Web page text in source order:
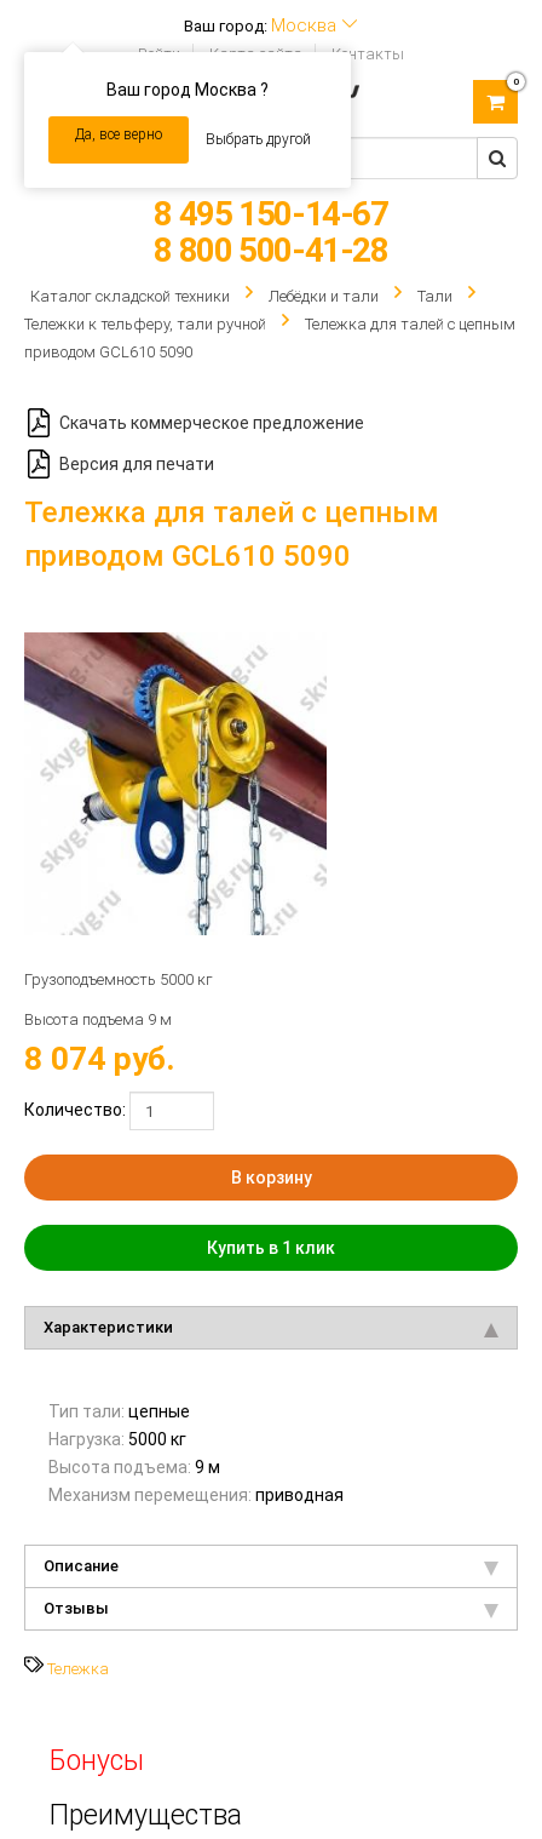
Ваш город: Москва
Ваш город Москва ?
Да, все верно Выбрать другой
Войти Карта сайта Контакты
navigation
0
8 495 150-14-67
8 800 500-41-28
Каталог складской техники Лебёдки и тали
Тали
Тележки к тельферу, тали ручной
Тележка для талей с цепным
приводом GCL610 5090
Скачать коммерческое предложение
Версия для печати
Тележка для талей с цепным
приводом GCL610 5090
Грузоподъемность 5000 кг
Высота подъема 9 м
8 074 руб.
Количество:
В корзину
Купить в 1 клик
Характеристики
Тип тали: цепные
Нагрузка: 5000 кг
Высота подъема: 9 м
Механизм перемещения: приводная
Описание
Отзывы
Тележка
Бонусы
Преимущества